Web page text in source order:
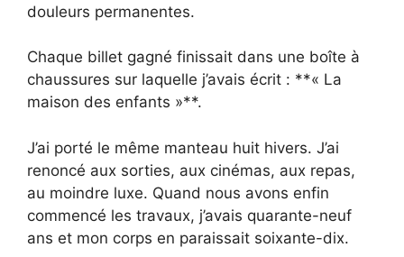
douleurs permanentes.
Chaque billet gagné finissait dans une boîte à
chaussures sur laquelle j’avais écrit : **« La
maison des enfants »**.
J’ai porté le même manteau huit hivers. J’ai
renoncé aux sorties, aux cinémas, aux repas,
au moindre luxe. Quand nous avons enfin
commencé les travaux, j’avais quarante-neuf
ans et mon corps en paraissait soixante-dix.